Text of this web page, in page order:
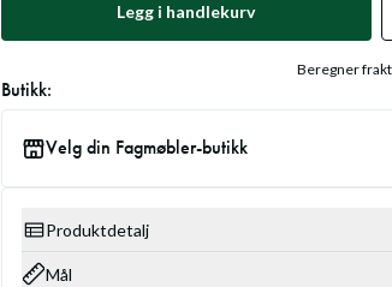
Legg i handlekurv
Beregner
Butikk:
Velg din Fagmøbler-butikk
Produktdetalj
Mål